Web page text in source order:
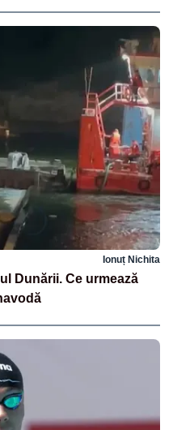
Ionuț Nichita
Dunării. Ce urmează